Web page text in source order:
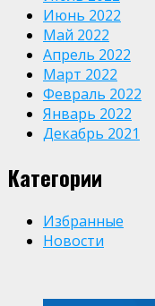
Июнь 2022
Май 2022
Апрель 2022
Март 2022
Февраль 2022
Январь 2022
Декабрь 2021
Категории
Избранные
Новости